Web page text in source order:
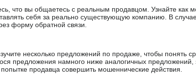
что вы общаетесь с реальным продавцом. Узнайте
себя за реально существующую компанию. В
форму обратной связи.
несколько предложений по продаже, чтобы понять
предложения намного ниже аналогичных предложений,
продавца совершить мошеннические действия.